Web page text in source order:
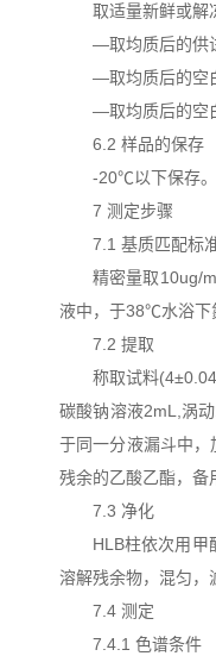
取适量新鲜或解
—取均质后的供
—取均质后的空
—取均质后的空
6.2 样品的保存
-20℃以下保存。
7 测定步骤
7.1 基质匹配标
精密量取10ug/
液中，于38℃水浴下
7.2 提取
称取试料
碳酸钠溶液2mL,涡
于同一分液漏斗中
残余的乙酸乙酯，备
7.3 净化
HLB柱依次用
溶解残余物，混匀，
7.4 测定
7.4.1 色谱条件